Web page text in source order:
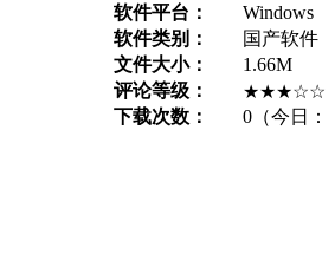
软件平台：
Windows
软件类别：
国产软件
文件大小：
1.66M
评论等级：
★★★☆☆
下载次数：
0 （今日：